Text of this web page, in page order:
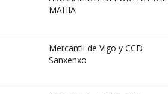
MAHIA
Mercantil de Vigo y CCD
Sanxenxo